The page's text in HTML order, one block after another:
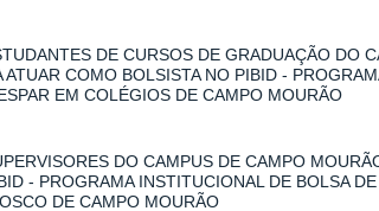
DE CURSOS DE GRADUAÇÃO DO
ATUAR COMO BOLSISTA NO PIBID -
EM COLÉGIOS DE CAMPO MOURÃO
DO CAMPUS DE CAMPO
- PROGRAMA INSTITUCIONAL DE BOLSA
DE CAMPO MOURÃO